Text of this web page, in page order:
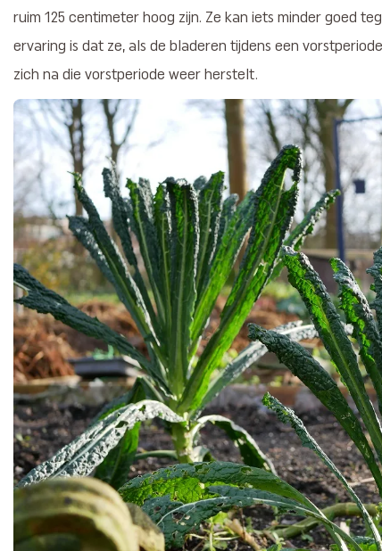
ruim 125 centimeter hoog zijn. Ze kan iets minder goed
ervaring is dat ze, als de bladeren tijdens een
zich na die vorstperiode weer herstelt.